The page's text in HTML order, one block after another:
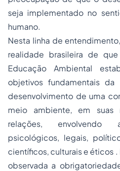
seja implementado no
humano.
Nesta linha de
realidade brasileira de
Educação Ambiental
objetivos fundamentais
desenvolvimento de uma
meio ambiente, em suas
relações, envolvendo
psicológicos, legais,
científicos, culturais e éticos
observada a